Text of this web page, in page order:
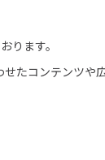
ります。
たコンテンツや